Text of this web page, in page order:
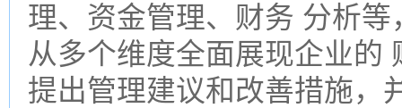
理、资金管理、财务 分析
从多个维度全面展现企业的
提出管理建议和改善措施，